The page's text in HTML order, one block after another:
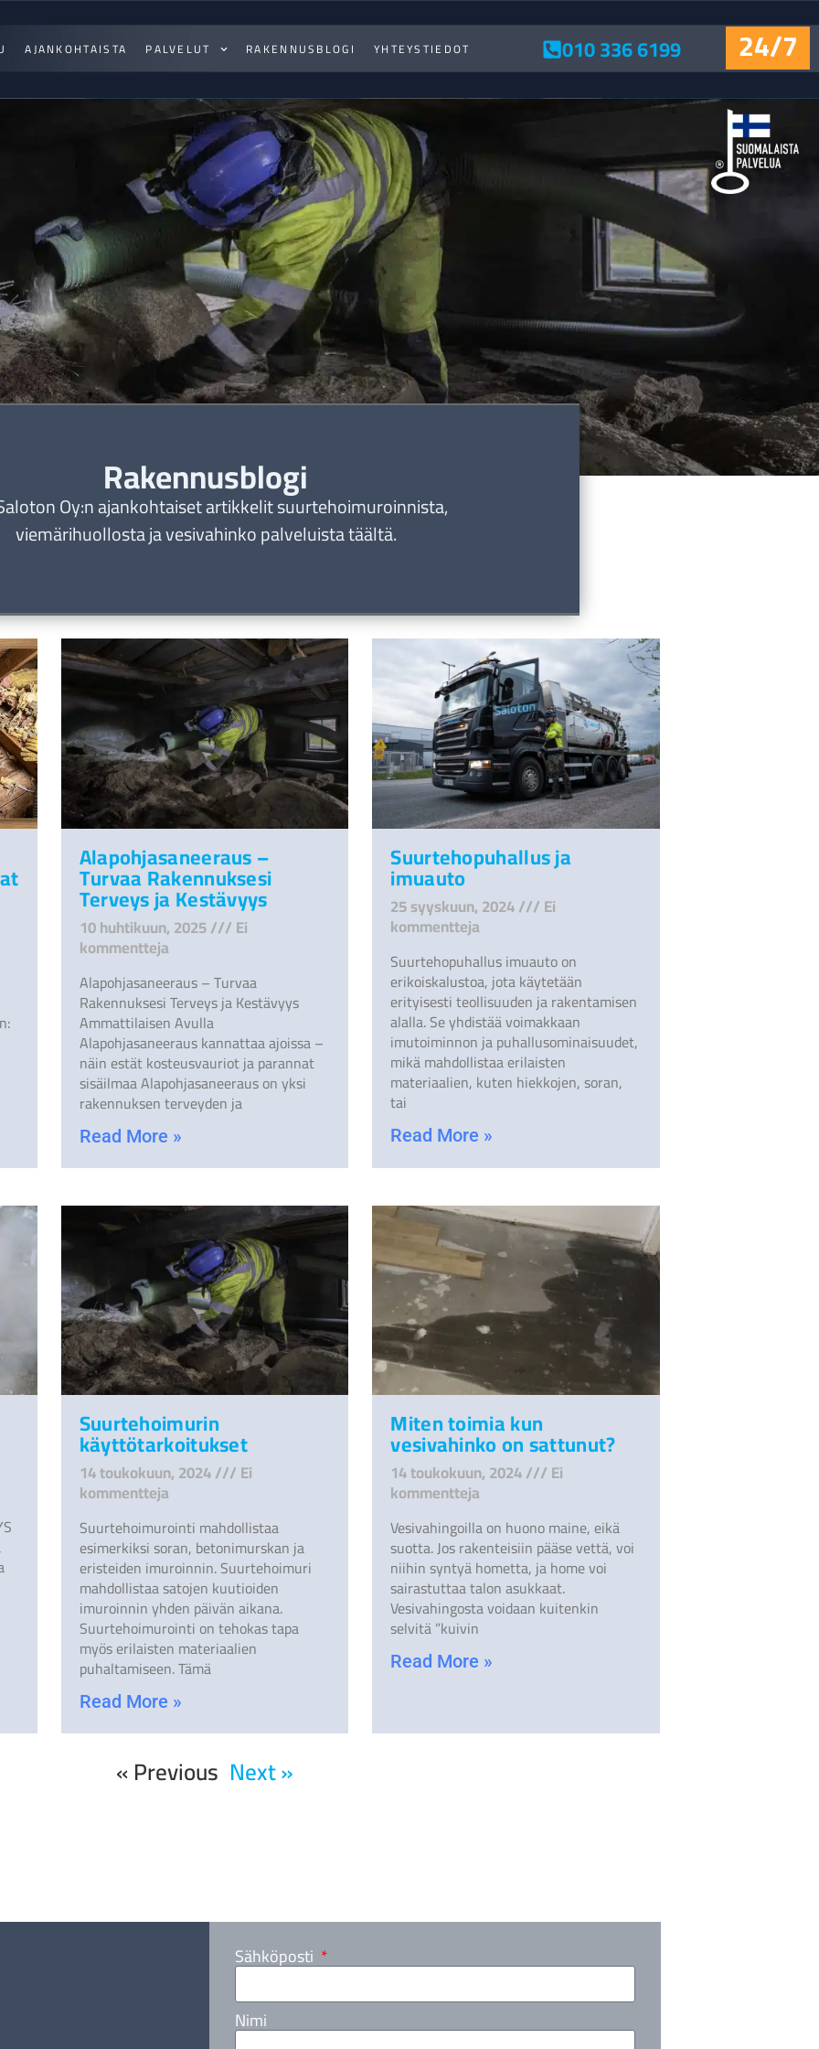
AJANKOHTAISTA PALVELUT RAKENNUSBLOGI YHTEYSTIEDOT 010 336 6199 24/7
Rakennusblogi
Oy:n ajankohtaiset artikkelit suurtehoimuroinnista,
viemärihuollosta ja vesivahinko palveluista täältä.
Alapohjasaneeraus –
Turvaa Rakennuksesi
Terveys ja Kestävyys
10 huhtikuun, 2025 Ei
kommentteja
Alapohjasaneeraus – Turvaa
Rakennuksesi Terveys ja Kestävyys
Ammattilaisen Avulla
Alapohjasaneeraus kannattaa ajoissa –
näin estät kosteusvauriot ja parannat
sisäilmaa Alapohjasaneeraus on yksi
rakennuksen terveyden ja
Read More »
Suurtehopuhallus ja
imuauto
25 syyskuun, 2024 Ei
kommentteja
Suurtehopuhallus imuauto on
erikoiskalustoa, jota käytetään
erityisesti teollisuuden ja rakentamisen
alalla. Se yhdistää voimakkaan
imutoiminnon ja puhallusominaisuudet,
mikä mahdollistaa erilaisten
materiaalien, kuten hiekkojen, soran,
tai
Read More »
Suurtehoimurin
käyttötarkoitukset
14 toukokuun, 2024 Ei
kommentteja
Suurtehoimurointi mahdollistaa
esimerkiksi soran, betonimurskan ja
eristeiden imuroinnin. Suurtehoimuri
mahdollistaa satojen kuutioiden
imuroinnin yhden päivän aikana.
Suurtehoimurointi on tehokas tapa
myös erilaisten materiaalien
puhaltamiseen. Tämä
Read More »
Miten toimia kun
vesivahinko on sattunut?
14 toukokuun, 2024 Ei
kommentteja
Vesivahingoilla on huono maine, eikä
suotta. Jos rakenteisiin pääse vettä, voi
niihin syntyä hometta, ja home voi
sairastuttaa talon asukkaat.
Vesivahingosta voidaan kuitenkin
selvitä ”kuivin
Read More »
« Previous Next »
Sähköposti
Nimi